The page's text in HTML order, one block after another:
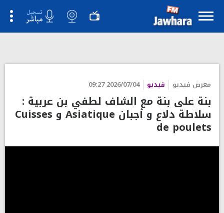
معرض فيديو فيديو 2026/07/04 09:27
بنة على بنة مع الشاف لطفي بن عربية :
سلاطة دلاع و أجبان Asiatique و Cuisses
de poulets